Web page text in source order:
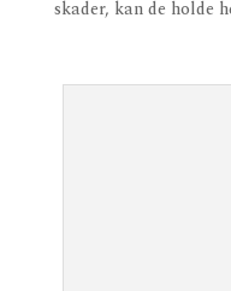
skader, kan de holde